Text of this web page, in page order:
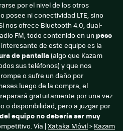
por el nivel de los otros
posee ni conectividad LTE, sino
nos ofrece Bluetooth 4.0, dual-
FM, todo contenido en un peso
interesante de este equipo es la
de pantalla(algo que Kazam
sus teléfonos) y que nos
o sufre un daño por
luego de la compra, el
gratuitamente por una vez.
o disponibilidad, pero a juzgar por
equipo no debería ser muy
Vía |Xataka Móvil> Kazam